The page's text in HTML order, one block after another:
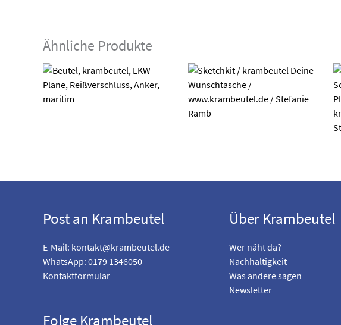
Ähnliche Produkte
Post an Krambeutel
E-Mail: kontakt@krambeutel.de
WhatsApp: 0179 1346050
Kontaktformular
Folge Krambeutel
Über Krambeutel
Wer näht da?
Nachhaltigkeit
Was andere sagen
Newsletter